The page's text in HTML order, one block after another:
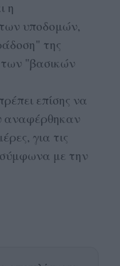
η
υποδομών,
της
των "βασικών
επίσης να
αναφέρθηκαν
για τις
με την